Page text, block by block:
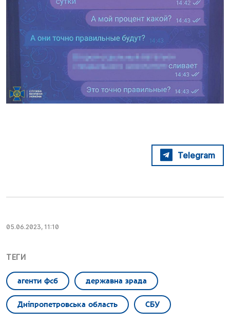
Telegram
05.06.2023, 11:10
ТЕГИ
агенти фсб державна зрада
Дніпропетровська область СБУ